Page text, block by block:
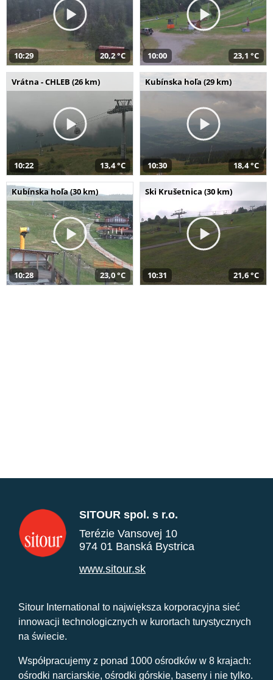
10:29 20,2 °C 10:00 23,1 °C
Vrátna - CHLEB (26 km)
10:22 13,4 °C
Kubínska hoľa (29 km)
10:30 18,4 °C
Kubínska hoľa (30 km)
10:28 23,0 °C
Ski Krušetnica (30 km)
10:31 21,6 °C
SITOUR spol. s r.o.
Terézie Vansovej 10
974 01 Banská Bystrica
www.sitour.sk
Sitour International to największa korporacyjna sieć
innowacji technologicznych w kurortach turystycznych
na świecie.
Współpracujemy z ponad 1000 ośrodków w 8 krajach:
ośrodki narciarskie, ośrodki górskie, baseny i nie tylko.